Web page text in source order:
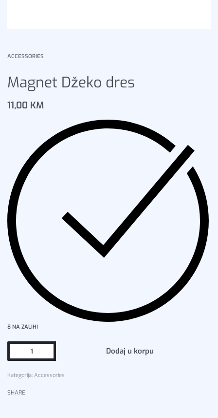
ACCESSORIES
Magnet Džeko dres
11,00 KM
8 NA ZALIHI
Dodaj u korpu
Kategorija: Accessories
SHARE